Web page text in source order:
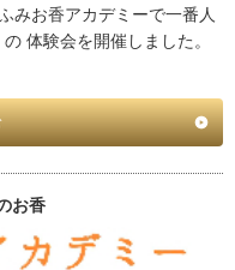
みお香アカデミーで一番人
体験会を開催しました。
お香